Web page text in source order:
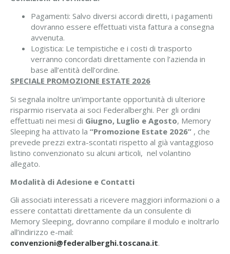
Pagamenti: Salvo diversi accordi diretti, i pagamenti
dovranno essere effettuati vista fattura a consegna
avvenuta.
Logistica: Le tempistiche e i costi di trasporto
verranno concordati direttamente con l’azienda in
base all’entità dell’ordine.
SPECIALE PROMOZIONE ESTATE 2026
Si segnala inoltre un’importante opportunità di ulteriore
risparmio riservata ai soci Federalberghi. Per gli ordini
effettuati nei mesi di Giugno, Luglio e Agosto, Memory
Sleeping ha attivato la “Promozione Estate 2026” , che
prevede prezzi extra-scontati rispetto al già vantaggioso
listino convenzionato su alcuni articoli, nel volantino
allegato.
Modalità di Adesione e Contatti
Gli associati interessati a ricevere maggiori informazioni o a
essere contattati direttamente da un consulente di
Memory Sleeping, dovranno compilare il modulo e inoltrarlo
all’indirizzo e-mail:
convenzioni@federalberghi.toscana.it.